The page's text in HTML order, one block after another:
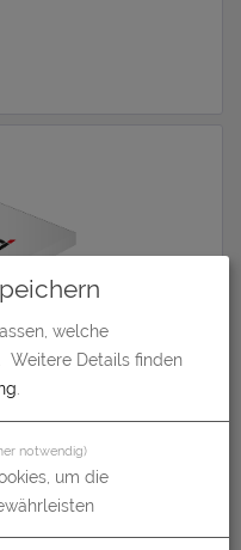
welche
Weitere Details finden
notwendig)
um die